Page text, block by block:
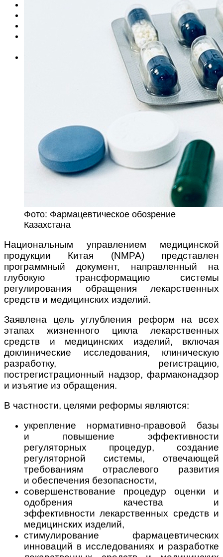
Фото: Фармацевтическое обозрение
Казахстана
Национальным управлением медицинской
продукции Китая (NMPA) представлен
программный документ, направленный на
глубокую трансформацию системы
регулирования обращения лекарственных
средств и медицинских изделий.
Заявлена цель углубления реформ на всех
этапах жизненного цикла лекарственных
средств и медицинских изделий, включая
доклинические исследования, клиническую
разработку, регистрацию,
пострегистрационный надзор, фармаконадзор
и изъятие из обращения.
В частности, целями реформы являются:
укрепление нормативно-правовой базы
и повышение эффективности
регуляторных процедур, создание
регуляторной системы, отвечающей
требованиям отраслевого развития
и обеспечения безопасности,
совершенствование процедур оценки и
одобрения качества и
эффективности лекарственных средств и
медицинских изделий,
стимулирование фармацевтических
инноваций в исследованиях и разработке